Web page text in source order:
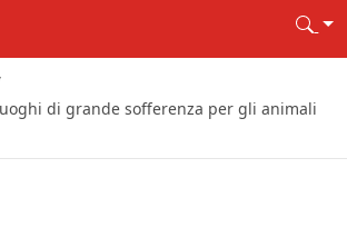
di grande sofferenza per gli animali